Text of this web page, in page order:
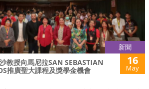
新聞
教授向馬尼拉SAN SEBASTIAN
推廣聖大課程及獎學金機會
16
May